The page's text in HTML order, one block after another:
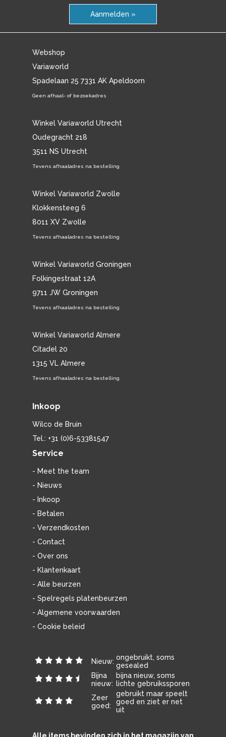
Aanmelden »
Webshop
Variaworld
Spadelaan 25 7331 AK Apeldoorn
Geen afhaal- of bezoekadres
Winkel Variaworld Utrecht
Oudegracht 218
3511 NS Utrecht
Tevens afhaaladres na bestelling
Winkel Variaworld Zwolle
Klokkensteeg 6
8011 XV Zwolle
Tevens afhaaladres na bestelling
Winkel Variaworld Groningen
Folkingestraat 12A
9711 JW Groningen
Tevens afhaaladres na bestelling
Winkel Variaworld Almere
Citadel 20
1315 VL Almere
Tevens afhaaladres na bestelling
Inkoop
Wilco de Bruin
Tel.: +31 (0)6-53381547
Service
- Meet the team
- Nieuws
- Inkoop
- Betalen
- Verzendkosten
- Contact
- Over ons
- Klantenkaart
- Alle beurzen
- Spelregels platenbeurzen
- Algemene voorwaarden
- Cookie beleid
Nieuw: ongebruikt, soms
gesealed
Bijna
nieuw:
bijna nieuw, soms
lichte gebruikssporen
Zeer
goed:
gebruikt maar speelt
goed en ziet er net
uit